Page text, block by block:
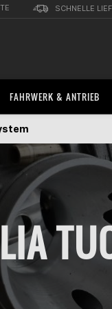
SCHNELLE
FAHRWERK & ANTRIEB